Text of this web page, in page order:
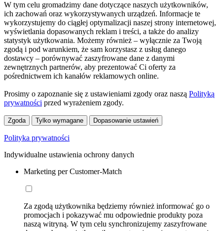
W tym celu gromadzimy dane dotyczące naszych użytkowników,
ich zachowań oraz wykorzystywanych urządzeń. Informacje te
wykorzystujemy do ciągłej optymalizacji naszej strony internetowej,
wyświetlania dopasowanych reklam i treści, a także do analizy
statystyk użytkowania. Możemy również – wyłącznie za Twoją
zgodą i pod warunkiem, że sam korzystasz z usług danego
dostawcy – porównywać zaszyfrowane dane z danymi
zewnętrznych partnerów, aby prezentować Ci oferty za
pośrednictwem ich kanałów reklamowych online.
Prosimy o zapoznanie się z ustawieniami zgody oraz naszą Polityką
prywatności przed wyrażeniem zgody.
Zgoda Tylko wymagane Dopasowanie ustawień
Polityka prywatności
Indywidualne ustawienia ochrony danych
Marketing per Customer-Match
Za zgodą użytkownika będziemy również informować go o
promocjach i pokazywać mu odpowiednie produkty poza
naszą witryną. W tym celu synchronizujemy zaszyfrowane